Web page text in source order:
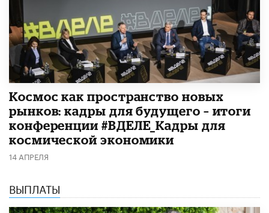
Космос как пространство новых
рынков: кадры для будущего – итоги
конференции #ВДЕЛЕ_Кадры для
космической экономики
14 АПРЕЛЯ
ВЫПЛАТЫ